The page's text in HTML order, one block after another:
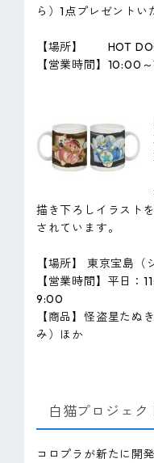
ら）1点プレゼントい
【場所】 HOT
【営業時間】10:00
描き下ろしイラスト
されています。
【場所】 東京宝島（
【営業時間】平日
9:00
【商品】怪盗星たぬ
み）ほか
白猫プロジェク
コロプラが新たに開